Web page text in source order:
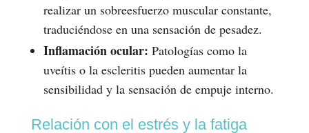
realizar un sobreesfuerzo muscular constante,
traduciéndose en una sensación de pesadez.
Inflamación ocular: Patologías como la
uveítis o la escleritis pueden aumentar la
sensibilidad y la sensación de empuje interno.
Relación con el estrés y la fatiga